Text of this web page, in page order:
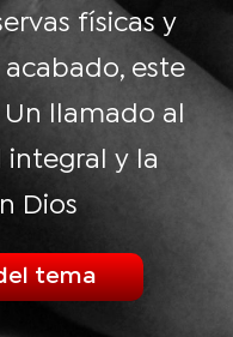
físicas y
este
llamado al
integral y la
Dios
tema